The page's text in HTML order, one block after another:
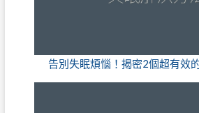
告別失眠煩惱！揭密2個超有效